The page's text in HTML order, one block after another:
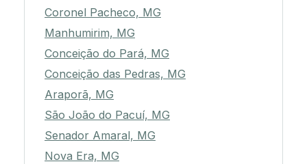
Coronel Pacheco, MG
Manhumirim, MG
Conceição do Pará, MG
Conceição das Pedras, MG
Araporã, MG
São João do Pacuí, MG
Senador Amaral, MG
Nova Era, MG